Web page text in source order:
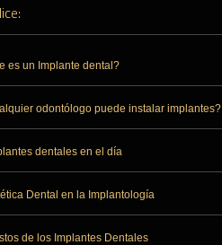
es un Implante dental?
odontólogo puede instalar implantes?
dentales en el día
Dental en la Implantología
de los Implantes Dentales